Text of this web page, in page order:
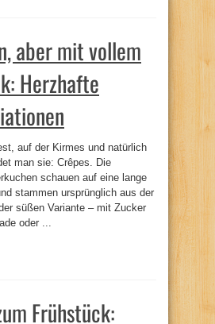
aber mit vollem
Herzhafte
auf der Kirmes und natürlich
man sie: Crêpes. Die
schauen auf eine lange
stammen ursprünglich aus der
süßen Variante – mit Zucker
oder ...
Frühstück: